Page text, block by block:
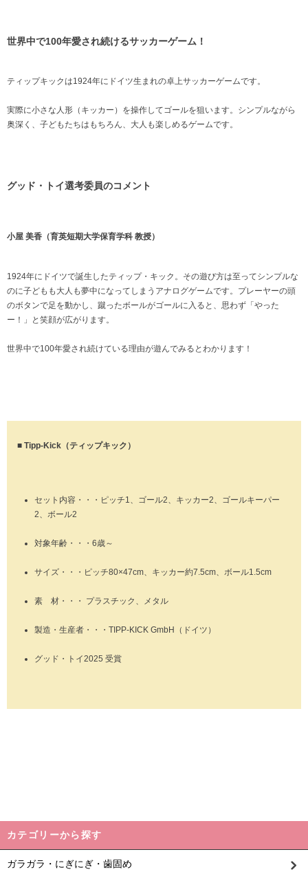
世界中で100年愛され続けるサッカーゲーム！
ティップキックは1924年にドイツ生まれの卓上サッカーゲームです。
実際に小さな人形（キッカー）を操作してゴールを狙います。シンプルながら
奥深く、子どもたちはもちろん、大人も楽しめるゲームです。
グッド・トイ選考委員のコメント
小屋 美香（育英短期大学保育学科 教授）
1924年にドイツで誕生したティップ・キック。その遊び方は至ってシンプルな
のに子どもも大人も夢中になってしまうアナログゲームです。プレーヤーの頭
のボタンで足を動かし、蹴ったボールがゴールに入ると、思わず「やった
ー！」と笑顔が広がります。
世界中で100年愛され続けている理由が遊んでみるとわかります！
■ Tipp-Kick（ティップキック）
セット内容・・・ピッチ1、ゴール2、キッカー2、ゴールキーパー
2、ボール2
対象年齢・・・6歳～
サイズ・・・ピッチ80×47cm、キッカー約7.5cm、ボール1.5cm
素 材・・・ プラスチック、メタル
製造・生産者・・・TIPP-KICK GmbH（ドイツ）
グッド・トイ2025 受賞
カテゴリーから探す
ガラガラ・にぎにぎ・歯固め